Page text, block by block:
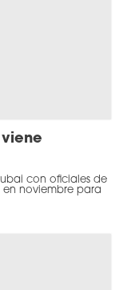
con oficiales de
noviembre para